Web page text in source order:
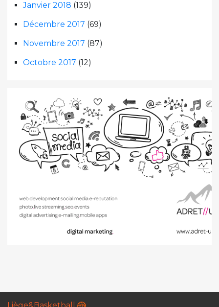
Janvier 2018 (139)
Décembre 2017 (69)
Novembre 2017 (87)
Octobre 2017 (12)